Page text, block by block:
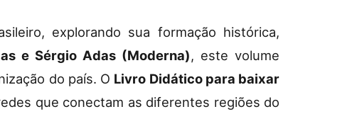
explorando sua formação histórica,
e Sérgio Adas (Moderna), este volume
do país. O Livro Didático para baixar
que conectam as diferentes regiões do